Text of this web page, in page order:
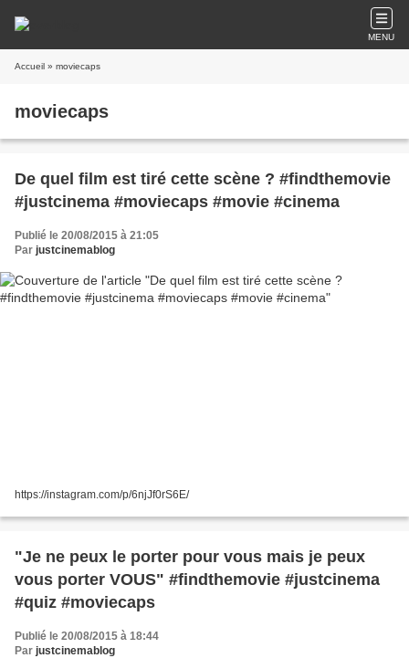
MENU
Accueil » moviecaps
moviecaps
De quel film est tiré cette scène ? #findthemovie
#justcinema #moviecaps #movie #cinema
Publié le 20/08/2015 à 21:05
Par justcinemablog
https://instagram.com/p/6njJf0rS6E/
"Je ne peux le porter pour vous mais je peux
vous porter VOUS" #findthemovie #justcinema
#quiz #moviecaps
Publié le 20/08/2015 à 18:44
Par justcinemablog